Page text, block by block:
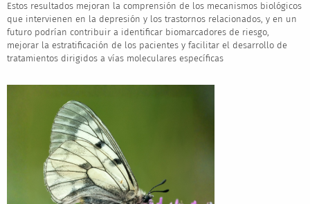
Estos resultados mejoran la comprensión de los mecanismos biológicos
que intervienen en la depresión y los trastornos relacionados, y en un
futuro podrían contribuir a identificar biomarcadores de riesgo,
mejorar la estratificación de los pacientes y facilitar el desarrollo de
tratamientos dirigidos a vías moleculares específicas